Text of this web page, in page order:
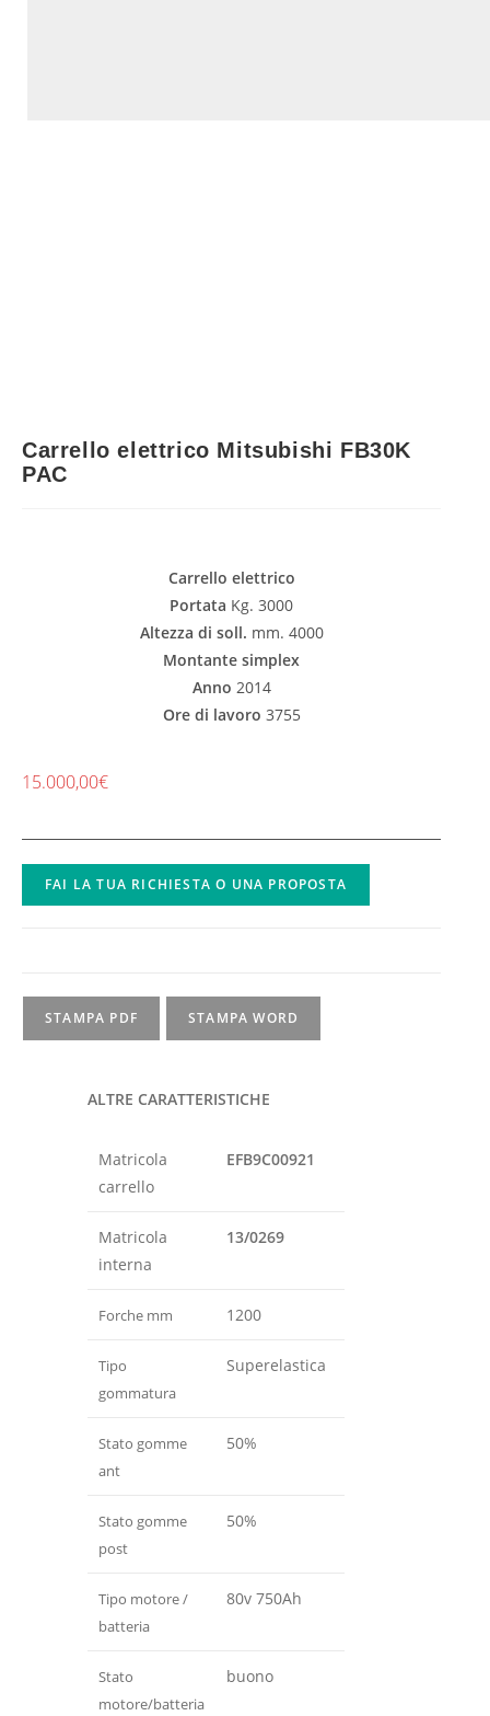
Carrello elettrico Mitsubishi FB30K
PAC
Carrello elettrico
Portata Kg. 3000
Altezza di soll. mm. 4000
Montante simplex
Anno 2014
Ore di lavoro 3755
15.000,00€
FAI LA TUA RICHIESTA O UNA PROPOSTA
STAMPA PDF STAMPA WORD
ALTRE CARATTERISTICHE
Matricola
carrello
EFB9C00921
Matricola
interna
13/0269
Forche mm 1200
Tipo
gommatura
Superelastica
Stato gomme
ant
50%
Stato gomme
post
50%
Tipo motore /
batteria
80v 750Ah
Stato
motore/batteria
buono